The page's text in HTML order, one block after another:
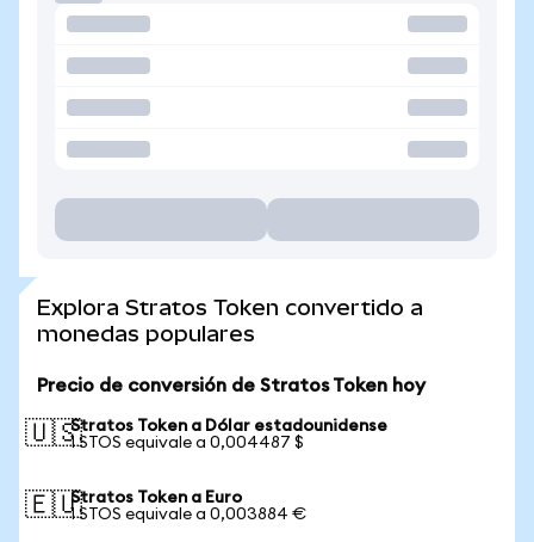
Explora Stratos Token convertido a
monedas populares
Precio de conversión de Stratos Token hoy
🇺🇸Stratos Token a Dólar estadounidense
1 STOS equivale a 0,004487 $
🇪🇺Stratos Token a Euro
1 STOS equivale a 0,003884 €